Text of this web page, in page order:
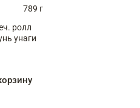
789 г
ролл
унаги